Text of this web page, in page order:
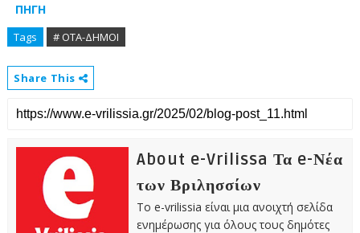
ΠΗΓΗ
Tags # ΟΤΑ-ΔΗΜΟΙ
Share This
About e-Vrilissa Τα e-Νέα
των Βριλησσίων
Το e-vrilissia είναι μια ανοιχτή σελίδα
ενημέρωσης για όλους τους δημότες